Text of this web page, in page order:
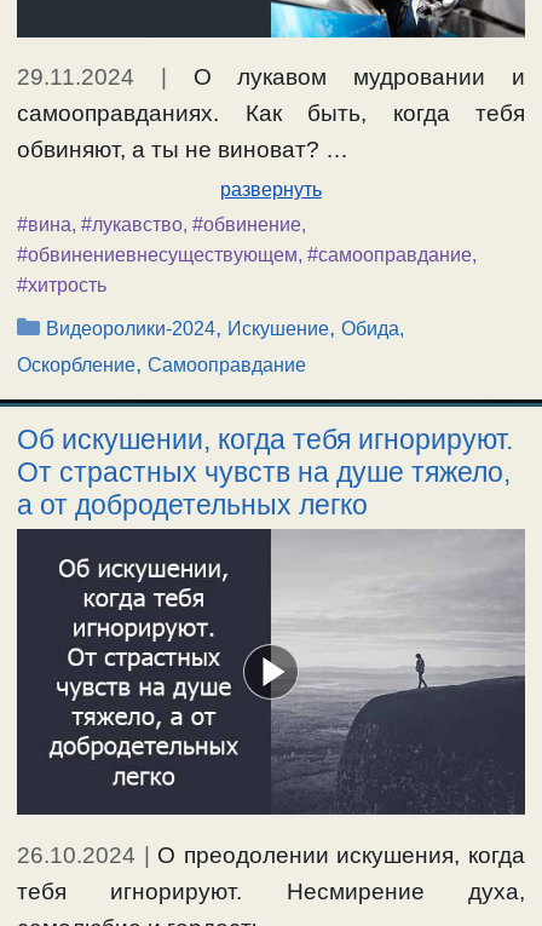
29.11.2024
О лукавом мудровании и
самооправданиях. Как быть, когда тебя
обвиняют, а ты не виноват? …
развернуть
#вина, #лукавство, #обвинение,
#обвинениевнесуществующем, #самооправдание,
#хитрость
Рубрики
Видеоролики-2024, Искушение,Обида,
Оскорбление, Самооправдание
Об искушении, когда тебя игнорируют.
От страстных чувств на душе тяжело,
а от добродетельных легко
26.10.2024 | О преодолении искушения, когда
тебя игнорируют. Несмирение духа,